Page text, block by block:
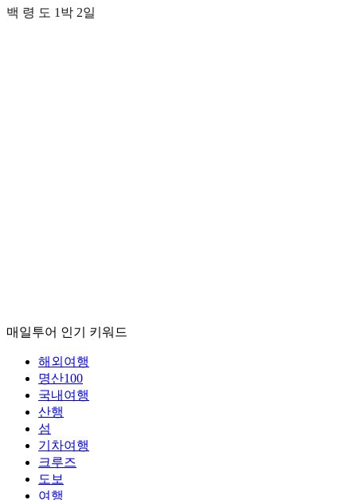
백 령 도 1박 2일
매일투어 인기 키워드
해외여행
명산100
국내여행
산행
섬
기차여행
크루즈
도보
여행